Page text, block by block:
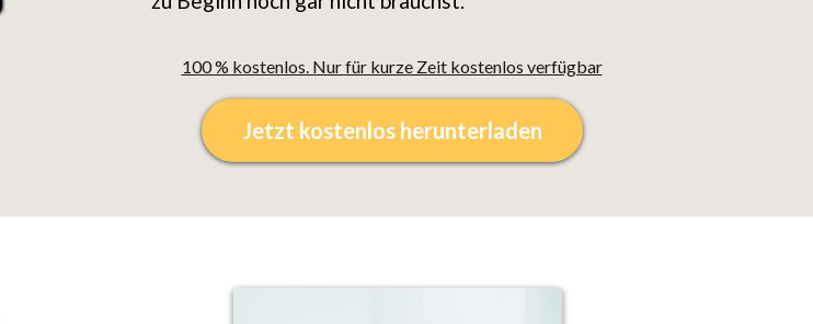
100 % kostenlos. Nur für kurze Zeit kostenlos verfügbar
Jetzt kostenlos herunterladen